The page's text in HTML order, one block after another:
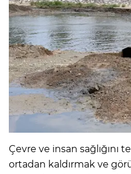
Çevre ve insan sağlığını
ortadan kaldırmak ve